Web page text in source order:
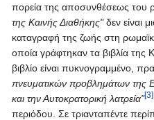
πορεία της αποσυνθέσεως του
της Καινής Διαθήκης"δεν είναι
καταγραφή της ζωής στη
οποία γράφτηκαν τα βιβλία της
βιβλίο είναι πυκνογραμμένο,
πνευματικών προβλημάτων της
και την Αυτοκρατορική λατρεία"[3]
περιόδου. Σε τριανταπέντε